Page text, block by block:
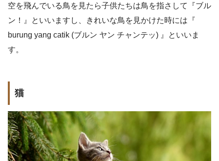
空を飛んでいる鳥を見たら子供たちは鳥を指さして『ブル
ン！』といいますし、きれいな鳥を見かけた時には『
burung yang catik (ブルン ヤン チャンテッ) 』といいま
す。
猫